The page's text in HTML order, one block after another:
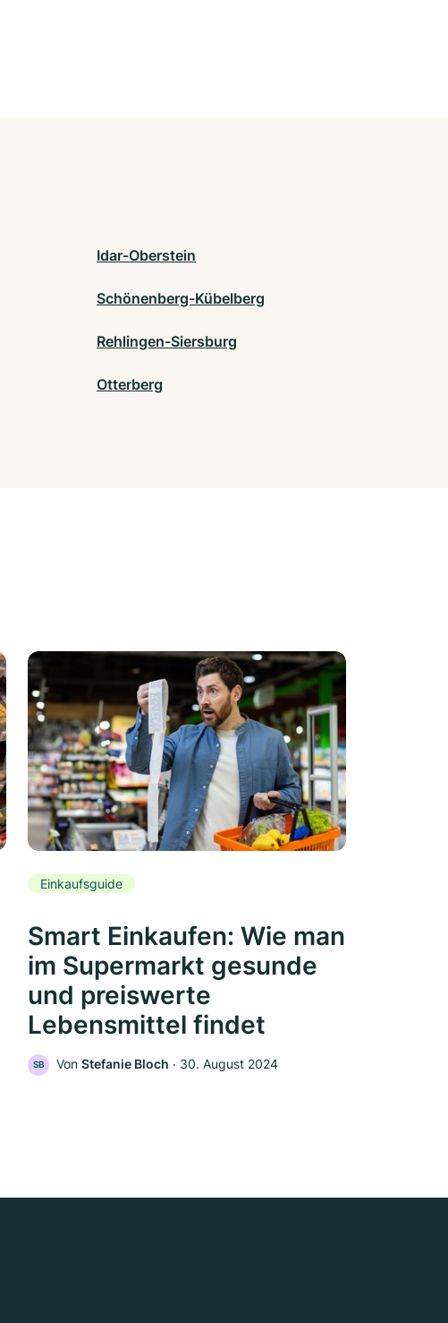
Idar-Oberstein
Schönenberg-Kübelberg
Rehlingen-Siersburg
Otterberg
Einkaufsguide
Smart Einkaufen: Wie man
im Supermarkt gesunde
und preiswerte
Lebensmittel findet
SB Von Stefanie Bloch ‧ 30. August 2024